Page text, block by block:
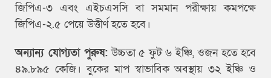
জিপিএ-৩ এবং এইচএসসি বা সমমান পরীক্ষায় কমপক্ষে
জিপিএ-২.৫ পেয়ে উত্তীর্ণ হতে হবে।
অন্যান্য যোগ্যতা পুরুষ: উচ্চতা ৫ ফুট ৬ ইঞ্চি, ওজন হতে হবে
৪৯.৮৯৫ কেজি। বুকের মাপ স্বাভাবিক অবস্থায় ৩২ ইঞ্চি ও